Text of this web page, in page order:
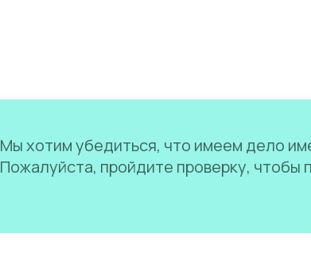
Мы хотим убедиться, что имеем дело
Пожалуйста, пройдите проверку, чтобы